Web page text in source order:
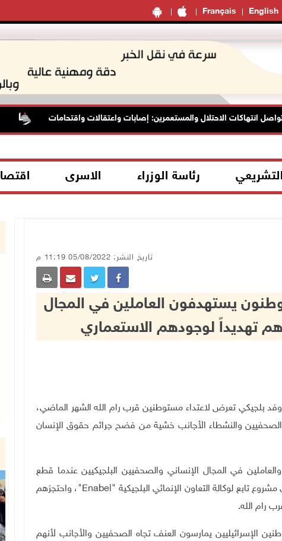
Français English
انتهاكات الاحتلال والمستعمرين: إصابات واعتقالات واقتحامات
التشريعي رئاسة الوزراء الاسرى
تاريخ النشر: 05/08/2022 11:19 م
يستهدفون العاملين في المجال
تهديداً لوجودهم الاستعماري
بلجيكي تعرض لاعتداء مستوطنين قرب رام الله الشهر الماضي،
الصحفيين والنشطاء الأجانب خشية من فضح جرائم حقوق الإنسان
في المجال الإنساني والصحفيين البلجيكيين عندما قطع
تابع لوكالة التعاون الإنمائي البلجيكية "Enabel" ، واحتجزهم
رام الله.
الإسرائيليين يمارسون العنف تجاه الصحفيين والأجانب لأنهم